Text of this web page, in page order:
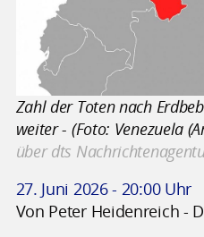
Zahl der Toten nach
weiter - (Foto: Venezuela
über dts
27. Juni 2026 - 20:00 Uhr
Von Peter Heidenreich -